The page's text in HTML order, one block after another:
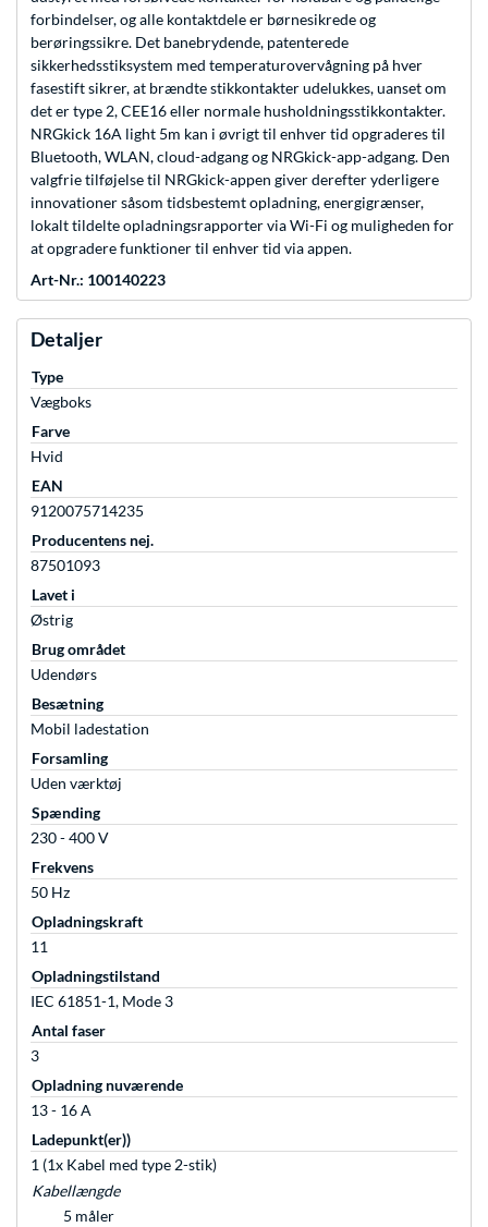
forbindelser, og alle kontaktdele er børnesikrede og
berøringssikre. Det banebrydende, patenterede
sikkerhedsstiksystem med temperaturovervågning på hver
fasestift sikrer, at brændte stikkontakter udelukkes, uanset om
det er type 2, CEE16 eller normale husholdningsstikkontakter.
NRGkick 16A light 5m kan i øvrigt til enhver tid opgraderes til
Bluetooth, WLAN, cloud-adgang og NRGkick-app-adgang. Den
valgfrie tilføjelse til NRGkick-appen giver derefter yderligere
innovationer såsom tidsbestemt opladning, energigrænser,
lokalt tildelte opladningsrapporter via Wi-Fi og muligheden for
at opgradere funktioner til enhver tid via appen.
Art-Nr.: 100140223
Detaljer
Type
Vægboks
Farve
Hvid
EAN
9120075714235
Producentens nej.
87501093
Lavet i
Østrig
Brug området
Udendørs
Besætning
Mobil ladestation
Forsamling
Uden værktøj
Spænding
230 - 400 V
Frekvens
50 Hz
Opladningskraft
11
Opladningstilstand
IEC 61851-1, Mode 3
Antal faser
3
Opladning nuværende
13 - 16 A
Ladepunkt(er))
1 (1x Kabel med type 2-stik)
Kabellængde
5 måler